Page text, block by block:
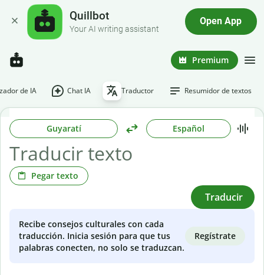
Quillbot
Your AI writing assistant
Open App
Premium
de IA Chat IA Traductor Resumidor de textos
Guyaratí Español
Pegar texto
Traducir
Recibe consejos culturales con cada
traducción. Inicia sesión para que tus
palabras conecten, no solo se traduzcan.
Regístrate